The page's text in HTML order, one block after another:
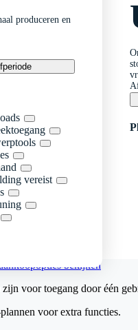
produceren en
vereist
bekijken
zijn voor toegang door één
voor extra functies.